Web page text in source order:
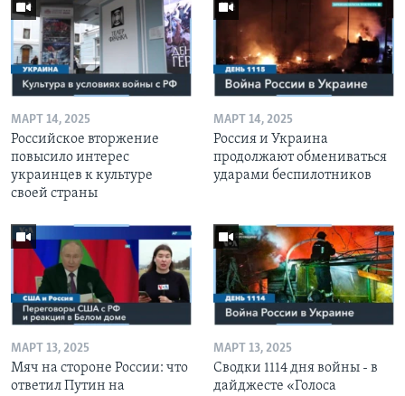
МАРТ 14, 2025
Российское вторжение
повысило интерес
украинцев к культуре
своей страны
МАРТ 14, 2025
Россия и Украина
продолжают обмениваться
ударами беспилотников
МАРТ 13, 2025
Мяч на стороне России: что
ответил Путин на
МАРТ 13, 2025
Сводки 1114 дня войны - в
дайджесте «Голоса